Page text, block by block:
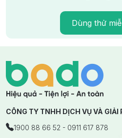
Dùng thử
CÔNG TY TNHH DỊCH VỤ VÀ
1900 88 66 52 - 0911 617 878